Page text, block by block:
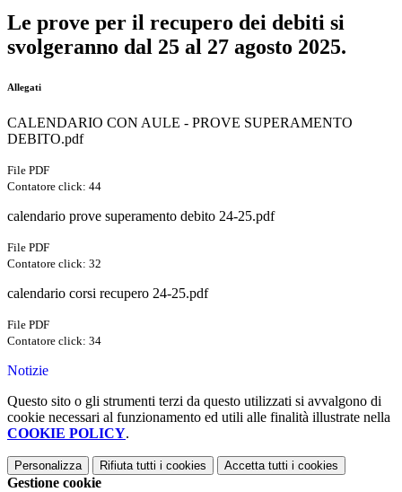
Le prove per il recupero dei debiti si
svolgeranno dal 25 al 27 agosto 2025.
Allegati
CALENDARIO CON AULE - PROVE SUPERAMENTO
DEBITO.pdf
File PDF
Contatore click: 44
calendario prove superamento debito 24-25.pdf
File PDF
Contatore click: 32
calendario corsi recupero 24-25.pdf
File PDF
Contatore click: 34
Notizie
Questo sito o gli strumenti terzi da questo utilizzati si avvalgono di
cookie necessari al funzionamento ed utili alle finalità illustrate nella
COOKIE POLICY.
Personalizza Rifiuta tutti i cookies Accetta tutti i cookies
Gestione cookie